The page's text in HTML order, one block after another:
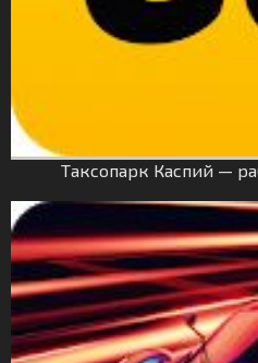
Таксопарк Каспий —